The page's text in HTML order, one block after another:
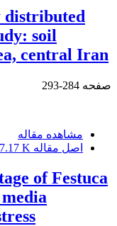
distributed
soil
central Iran
صفحه 284-293
مشاهده مقاله
اصل مقاله K
of Festuca